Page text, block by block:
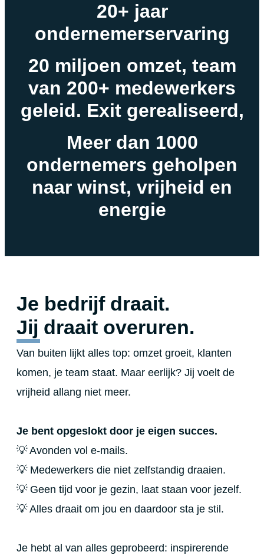
20+ jaar
ondernemerservaring
20 miljoen omzet, team
van 200+ medewerkers
geleid. Exit gerealiseerd,
Meer dan 1000
ondernemers geholpen
naar winst, vrijheid en
energie
Je bedrijf draait.
Jij draait overuren.
Van buiten lijkt alles top: omzet groeit, klanten
komen, je team staat. Maar eerlijk? Jij voelt de
vrijheid allang niet meer.
Je bent opgeslokt door je eigen succes.
💡 Avonden vol e-mails.
💡 Medewerkers die niet zelfstandig draaien.
💡 Geen tijd voor je gezin, laat staan voor jezelf.
💡 Alles draait om jou en daardoor sta je stil.
Je hebt al van alles geprobeerd: inspirerende